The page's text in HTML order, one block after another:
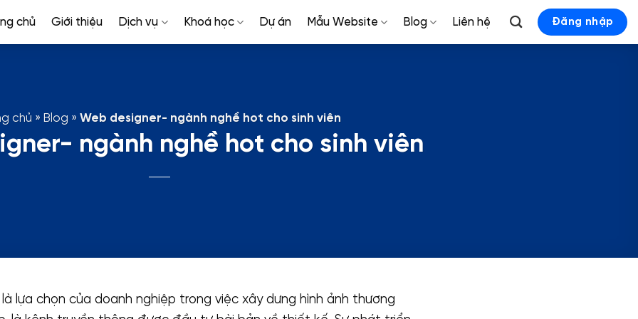
chủ Giới thiệu Dịch vụ Khoá học Dự án Mẫu Website Blog Liên hệ Đăng nhập
chủ » Blog » Web designer- ngành nghề hot cho sinh viên
ngành nghề hot cho sinh viên
lựa chọn của doanh nghiệp trong việc xây dưng hình ảnh thương